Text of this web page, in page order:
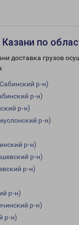
по
доставка грузов
р-н)
р-н)
р-н)
р-н)
р-н)
р-н)
р-н)
р-н)
р-н)
р-н)